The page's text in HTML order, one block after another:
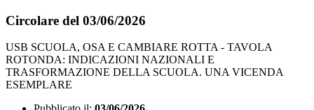
Circolare del 03/06/2026
USB SCUOLA, OSA E CAMBIARE ROTTA - TAVOLA
ROTONDA: INDICAZIONI NAZIONALI E
TRASFORMAZIONE DELLA SCUOLA. UNA VICENDA
ESEMPLARE